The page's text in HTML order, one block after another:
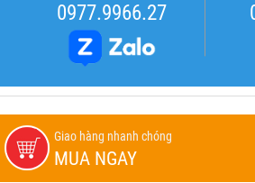
0977.9966.27
Giao hàng nhanh chóng
MUA NGAY